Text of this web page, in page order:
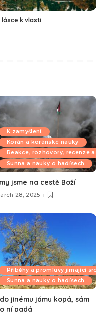
lásce k vlasti
K zamyšlení
Korán a koránské nauky
Reakce, rozhovory, recenze a
Sunna a nauky o hadísech
jsme na cestě Boží
28, 2025
Příběhy a promluvy jímající
Sunna a nauky o hadísech
jinému jámu kopá, sám
ní padá